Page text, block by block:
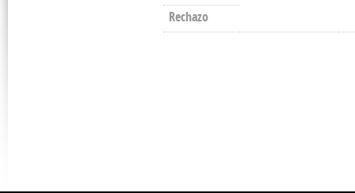
Rechazo